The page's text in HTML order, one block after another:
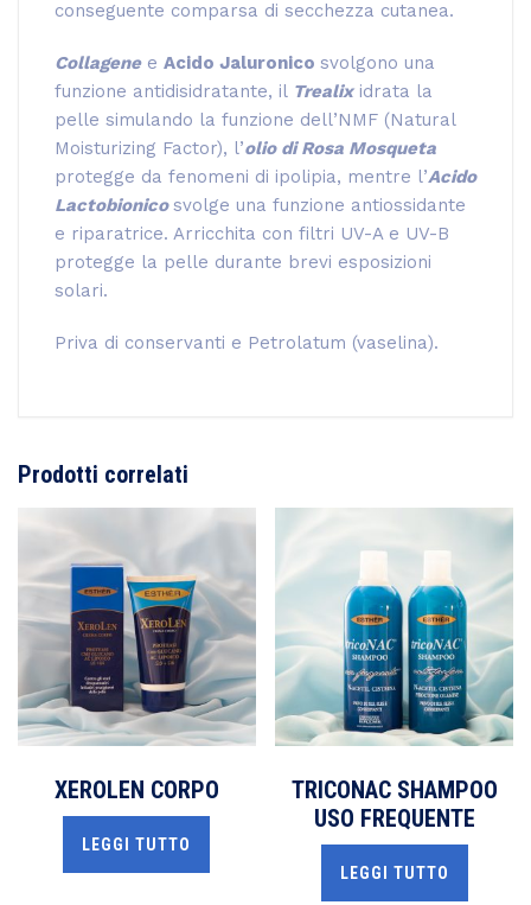
conseguente comparsa di secchezza cutanea.
Collagenee Acido Jaluronico svolgono una
funzione antidisidratante, il Trealixidrata la
pelle simulando la funzione dell’NMF (Natural
Moisturizing Factor), l’olio di Rosa Mosqueta
protegge da fenomeni di ipolipia, mentre l’Acido
Lactobionicosvolge una funzione antiossidante
e riparatrice. Arricchita con filtri UV-A e UV-B
protegge la pelle durante brevi esposizioni
solari.
Priva di conservanti e Petrolatum (vaselina).
Prodotti correlati
XEROLEN CORPO
LEGGI TUTTO
TRICONAC SHAMPOO
USO FREQUENTE
LEGGI TUTTO